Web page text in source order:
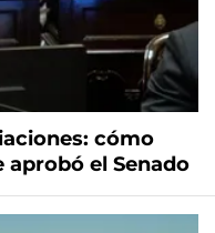
cómo
el Senado